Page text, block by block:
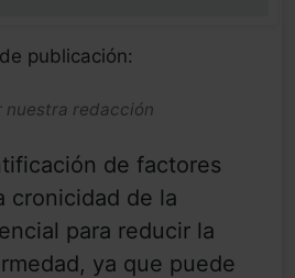
publicación:
redacción
de factores
cronicidad de la
para reducir la
ya que puede